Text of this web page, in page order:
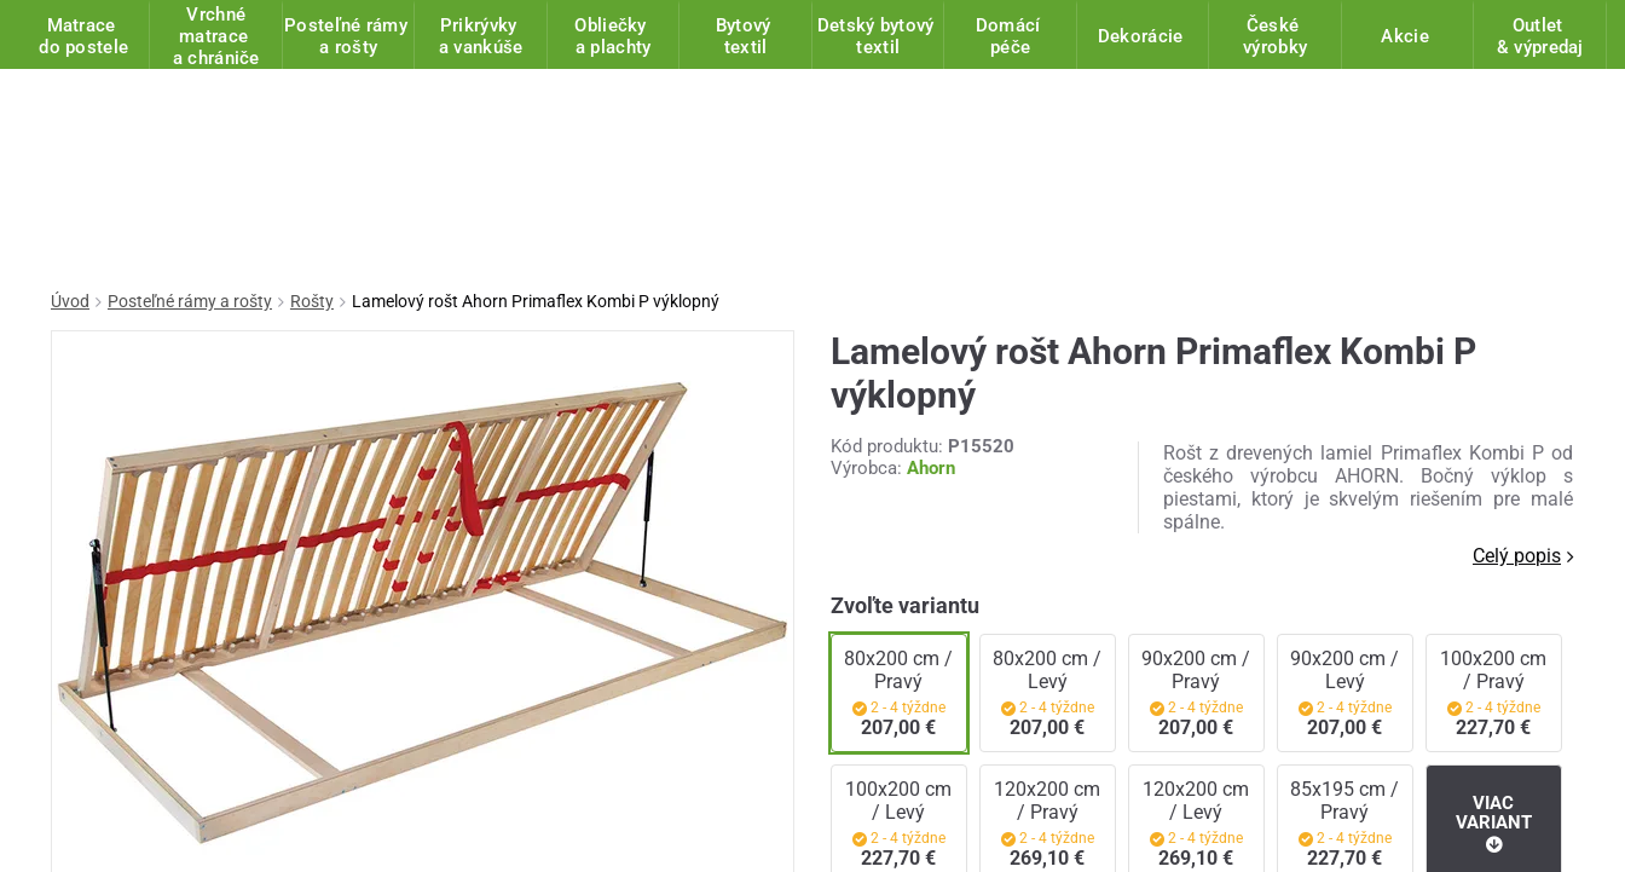
Matrace
do postele
Vrchné
matrace
a chrániče
Posteľné rámy
a rošty
Prikrývky
a vankúše
Obliečky
a plachty
Bytový
textil
Detský bytový
textil
Domácí
péče
Dekorácie
České
výrobky
Akcie
Outlet
& výpredaj
Úvod Posteľné rámy a rošty Rošty Lamelový rošt Ahorn Primaflex Kombi P výklopný
Lamelový rošt Ahorn Primaflex Kombi P
výklopný
Kód produktu: P15520
Výrobca: Ahorn
Rošt z drevených lamiel Primaflex Kombi P od
českého výrobcu AHORN. Bočný výklop s
piestami, ktorý je skvelým riešením pre malé
spálne.
Celý popis
Zvoľte variantu
80x200 cm /
Pravý
2 - 4 týždne
207,00 €
80x200 cm /
Levý
2 - 4 týždne
207,00 €
90x200 cm /
Pravý
2 - 4 týždne
207,00 €
90x200 cm /
Levý
2 - 4 týždne
207,00 €
100x200 cm
/ Pravý
2 - 4 týždne
227,70 €
100x200 cm
/ Levý
2 - 4 týždne
227,70 €
120x200 cm
/ Pravý
2 - 4 týždne
269,10 €
120x200 cm
/ Levý
2 - 4 týždne
269,10 €
85x195 cm /
Pravý
2 - 4 týždne
227,70 €
VIAC
VARIANT